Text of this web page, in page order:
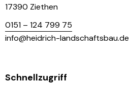
17390 Ziethen
0151 – 124 799 75
info@heidrich-landschaftsbau.de
Schnellzugriff